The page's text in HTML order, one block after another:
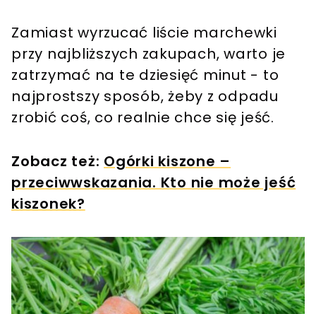
Zamiast wyrzucać liście marchewki
przy najbliższych zakupach, warto je
zatrzymać na te dziesięć minut - to
najprostszy sposób, żeby z odpadu
zrobić coś, co realnie chce się jeść.
Zobacz też: Ogórki kiszone –
przeciwwskazania. Kto nie może jeść
kiszonek?